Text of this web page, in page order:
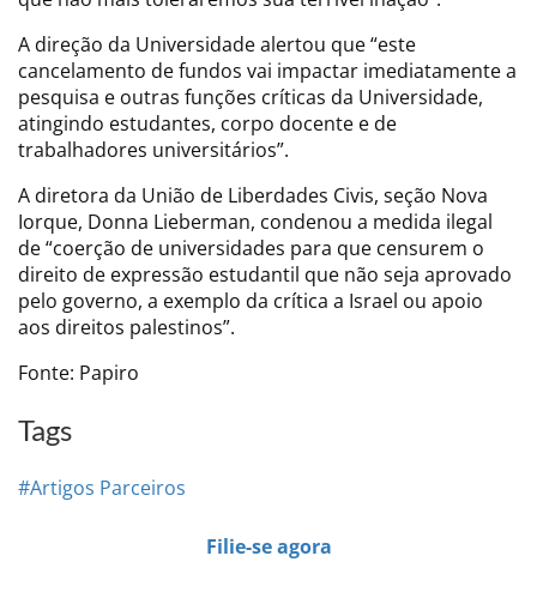
A direção da Universidade alertou que “este
cancelamento de fundos vai impactar imediatamente a
pesquisa e outras funções críticas da Universidade,
atingindo estudantes, corpo docente e de
trabalhadores universitários”.
A diretora da União de Liberdades Civis, seção Nova
Iorque, Donna Lieberman, condenou a medida ilegal
de “coerção de universidades para que censurem o
direito de expressão estudantil que não seja aprovado
pelo governo, a exemplo da crítica a Israel ou apoio
aos direitos palestinos”.
Fonte: Papiro
Tags
#Artigos Parceiros
Filie-se agora